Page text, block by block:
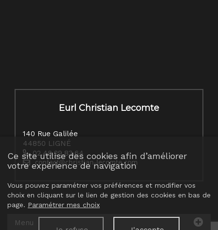
Eurl Christian Lecomte
140 Rue Galilée
44850 LIGNÉ
02.40.29.83.64
Menu
Ce site utilise des cookies afin d’améliorer
votre expérience de navigation
Vous pouvez paramétrer vos préférences et modifier vos
choix en cliquant sur le lien de gestion des cookies en bas de
page. Paramétrer mes choix